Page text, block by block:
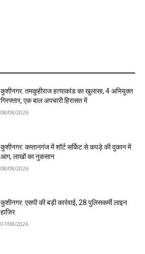
कुशीनगर: तमकुहीराज हत्याकांड का खुलासा, 4 अभियुक्त
गिरफ्तार, एक बाल अपचारी हिरासत में
08/08/2026
कुशीनगर: कप्तानगंज में शॉर्ट सर्किट से कपड़े की दुकान में
आग, लाखों का नुकसान
08/08/2026
कुशीनगर: एसपी की बड़ी कार्रवाई, 28 पुलिसकर्मी लाइन
हाजिर
07/08/2026